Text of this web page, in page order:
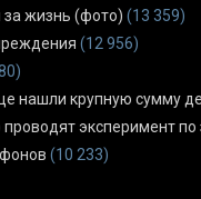
за жизнь (фото) (13 359)
(12 956)
нашли крупную сумму
эксперимент по
(10 233)